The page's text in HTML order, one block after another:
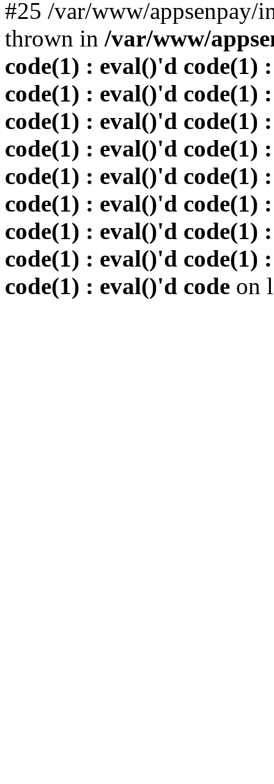
#25 /var/www/
thrown in /var/www/
code(1) : eval()'d code(1)
code(1) : eval()'d code(1)
code(1) : eval()'d code(1)
code(1) : eval()'d code(1)
code(1) : eval()'d code(1)
code(1) : eval()'d code(1)
code(1) : eval()'d code(1)
code(1) : eval()'d code(1)
code(1) : eval()'d code on